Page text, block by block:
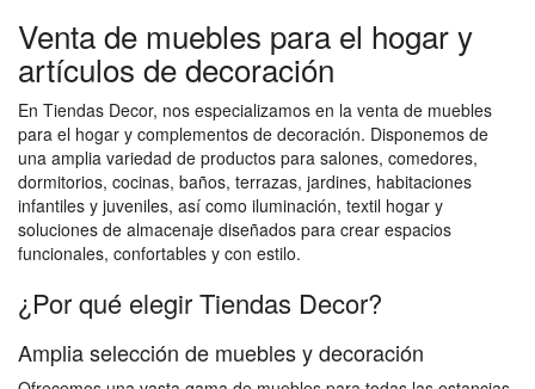
Venta de muebles para el hogar y
artículos de decoración
En Tiendas Decor, nos especializamos en la venta de muebles
para el hogar y complementos de decoración. Disponemos de
una amplia variedad de productos para salones, comedores,
dormitorios, cocinas, baños, terrazas, jardines, habitaciones
infantiles y juveniles, así como iluminación, textil hogar y
soluciones de almacenaje diseñados para crear espacios
funcionales, confortables y con estilo.
¿Por qué elegir Tiendas Decor?
Amplia selección de muebles y decoración